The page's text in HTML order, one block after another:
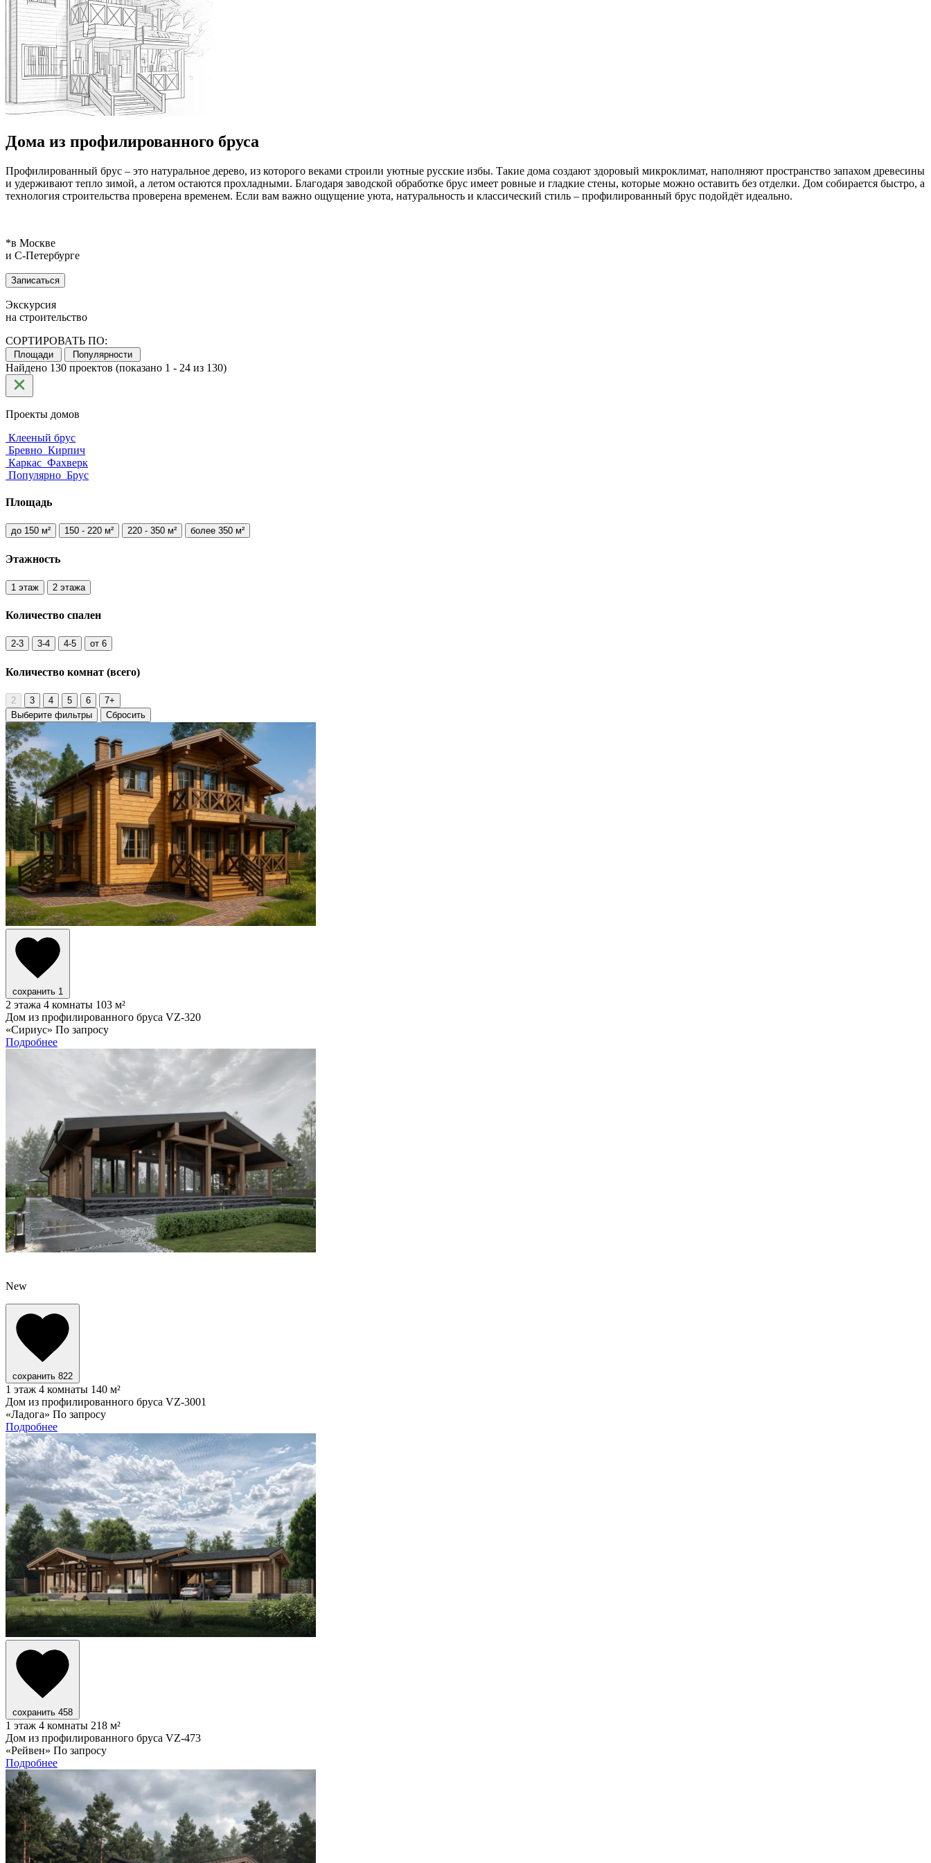
Дома из профилированного бруса
Профилированный брус – это натуральное дерево, из которого веками строили уютные русские избы. Такие дома создают здоровый микроклимат, наполняют пространство запахом древесины
и удерживают тепло зимой, а летом остаются прохладными. Благодаря заводской обработке брус имеет ровные и гладкие стены, которые можно оставить без отделки. Дом собирается быстро, а
технология строительства проверена временем. Если вам важно ощущение уюта, натуральность и классический стиль – профилированный брус подойдёт идеально.
*в Москве
и С‑Петербурге
Записаться
Экскурсия
на строительство
СОРТИРОВАТЬ ПО:
Площади Популярности
Найдено 130 проектов (показано 1 - 24 из 130)
Проекты домов
Клееный брус
Бревно Кирпич
Каркас Фахверк
Популярно Брус
Площадь
до 150 м² 150 - 220 м² 220 - 350 м² более 350 м²
Этажность
1 этаж 2 этажа
Количество спален
2-3 3-4 4-5 от 6
Количество комнат (всего)
2 3 4 5 6
7+
Выберите фильтры
Сбросить
сохранить 1
2 этажа 4 комнаты 103 м²
Дом из профилированного бруса VZ-320
«Сириус» По запросу
Подробнее
New
сохранить 822
1 этаж 4 комнаты 140 м²
Дом из профилированного бруса VZ-3001
«Ладога» По запросу
Подробнее
сохранить 458
1 этаж 4 комнаты 218 м²
Дом из профилированного бруса VZ-473
«Рейвен» По запросу
Подробнее